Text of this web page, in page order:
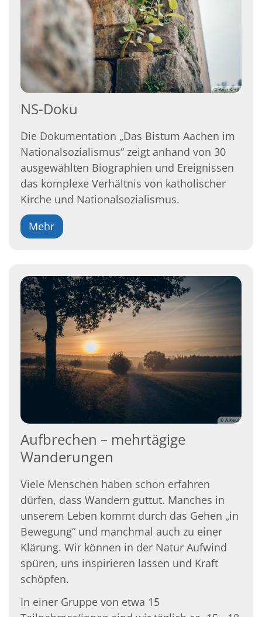
© Anja Keul
NS-Doku
Die Dokumentation „Das Bistum Aachen im
Nationalsozialismus“ zeigt anhand von 30
ausgewählten Biographien und Ereignissen
das komplexe Verhältnis von katholischer
Kirche und Nationalsozialismus.
Mehr
© A.Keul
Aufbrechen – mehrtägige
Wanderungen
Viele Menschen haben schon erfahren
dürfen, dass Wandern guttut. Manches in
unserem Leben kommt durch das Gehen „in
Bewegung“ und manchmal auch zu einer
Klärung. Wir können in der Natur Aufwind
spüren, uns inspirieren lassen und Kraft
schöpfen.
In einer Gruppe von etwa 15